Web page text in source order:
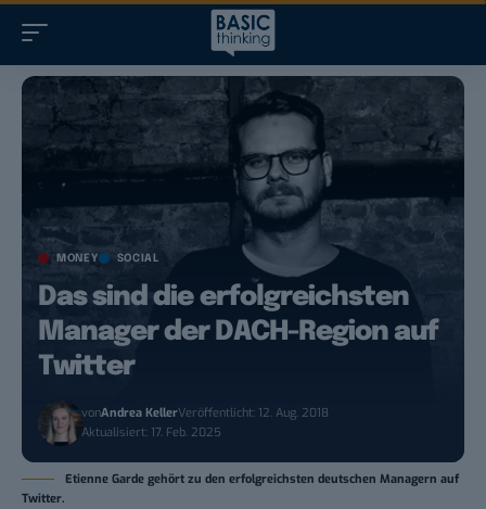
MONEY SOCIAL
Das sind die erfolgreichsten
Manager der DACH-Region auf
Twitter
vonAndrea KellerVeröffentlicht: 12. Aug. 2018
Aktualisiert: 17. Feb. 2025
Etienne Garde gehört zu den erfolgreichsten deutschen Managern auf
Twitter.